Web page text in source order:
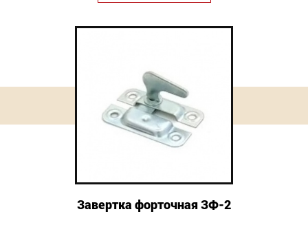
Завертка форточная ЗФ-2